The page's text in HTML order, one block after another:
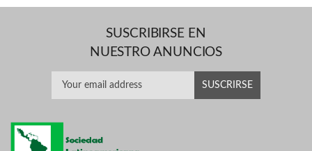
SUSCRIBIRSE EN
NUESTRO ANUNCIOS